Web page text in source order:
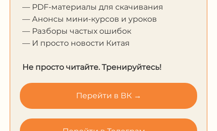
— PDF-материалы для скачивания
— Анонсы мини-курсов и уроков
— Разборы частых ошибок
— И просто новости Китая
Не просто читайте. Тренируйтесь!
Перейти в ВК →